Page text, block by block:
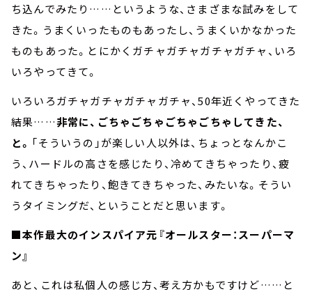
ち込んでみたり……というような、さまざまな試みをして
きた。うまくいったものもあったし、うまくいかなかった
ものもあった。とにかくガチャガチャガチャガチャ、いろ
いろやってきて。
いろいろガチャガチャガチャガチャ、50年近くやってきた
結果……非常に、ごちゃごちゃごちゃごちゃしてきた、
と。 「そういうの」が楽しい人以外は、ちょっとなんかこ
う、ハードルの高さを感じたり、冷めてきちゃったり、疲
れてきちゃったり、飽きてきちゃった、みたいな。そうい
うタイミングだ、ということだと思います。
■本作最大のインスパイア元『オールスター：スーパーマ
ン』
あと、これは私個人の感じ方、考え方かもですけど……と